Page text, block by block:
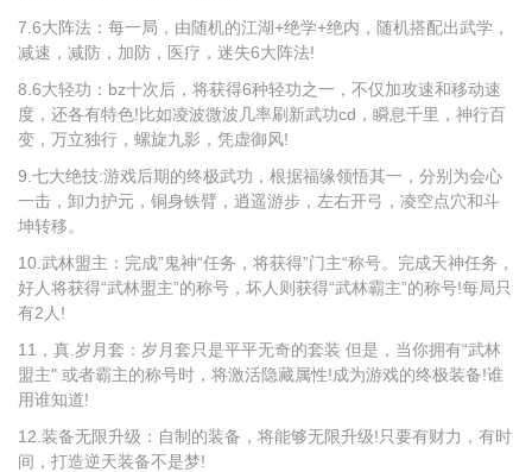
7.6大阵法：每一局，由随机的江湖+绝学+绝内，随机搭配出武学，
减速，减防，加防，医疗，迷失6大阵法!
8.6大轻功：bz十次后，将获得6种轻功之一，不仅加攻速和移动速
度，还各有特色!比如凌波微波几率刷新武功cd，瞬息千里，神行百
变，万立独行，螺旋九影，凭虚御风!
9.七大绝技:游戏后期的终极武功，根据福缘领悟其一，分别为会心
一击，卸力护元，铜身铁臂，逍遥游步，左右开弓，凌空点穴和斗
坤转移。
10.武林盟主：完成”鬼神“任务，将获得”门主“称号。完成天神任务，
好人将获得“武林盟主”的称号，坏人则获得“武林霸主”的称号!每局只
有2人!
11，真.岁月套：岁月套只是平平无奇的套装 但是，当你拥有“武林
盟主" 或者霸主的称号时，将激活隐藏属性!成为游戏的终极装备!谁
用谁知道!
12.装备无限升级：自制的装备，将能够无限升级!只要有财力，有时
间，打造逆天装备不是梦!